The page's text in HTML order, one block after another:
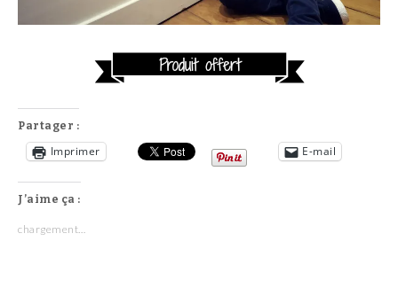
Partager :
Imprimer E-mail
J’aime ça :
chargement…